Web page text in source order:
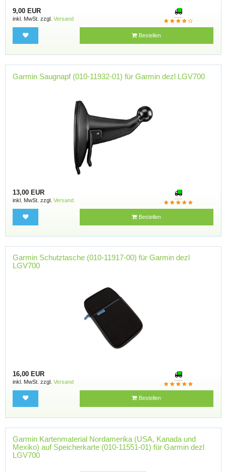
9,00 EUR
inkl. MwSt. zzgl. Versand
Bestellen
Garmin Saugnapf (010-11932-01) für Garmin dezl LGV700
13,00 EUR
inkl. MwSt. zzgl. Versand
Bestellen
Garmin Schutztasche (010-11917-00) für Garmin dezl
LGV700
16,00 EUR
inkl. MwSt. zzgl. Versand
Bestellen
Garmin Kartenmaterial Nordamerika (USA, Kanada und
Mexiko) auf Speicherkarte (010-11551-01) für Garmin dezl
LGV700